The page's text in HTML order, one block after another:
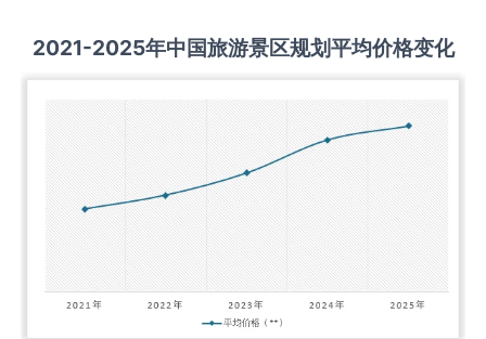
2021-2025年中国旅游景区规划平均价格变化